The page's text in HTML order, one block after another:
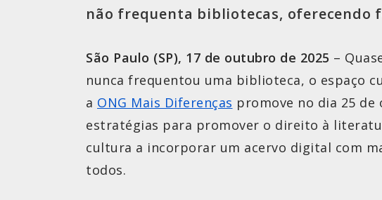
não frequenta bibliotecas, oferecendo
São Paulo (SP), 17 de outubro de 2025 –
nunca frequentou uma biblioteca, o espaço
a ONG Mais Diferenças promove no dia 25
estratégias para promover o direito à
cultura a incorporar um acervo digital com
todos.